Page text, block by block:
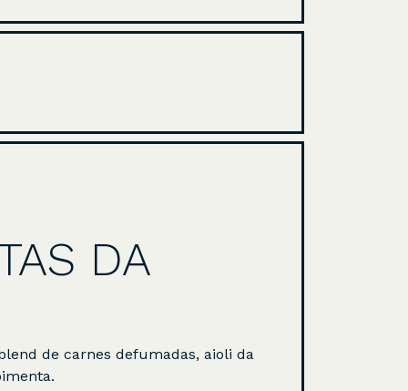
DA
de carnes defumadas, aioli da